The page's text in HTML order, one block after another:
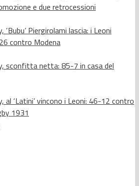
e due retrocessioni
‘Bubu’ Piergirolami lascia: i Leoni
contro Modena
sconfitta netta: 85-7 in casa del
al ‘Latini’ vincono i Leoni: 46-12 contro
1931